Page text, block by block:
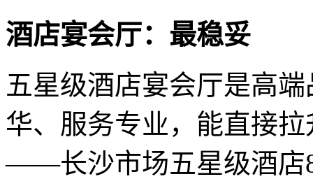
酒店宴会厅：最稳妥
五星级酒店宴会厅是高
华、服务专业，能直接
——长沙市场五星级酒店